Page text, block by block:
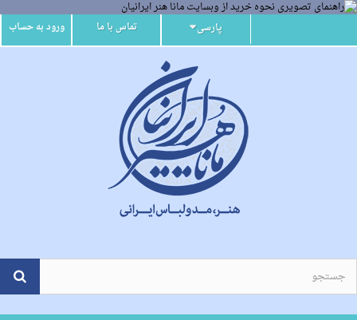
ورود به حساب تماس با ما پارسی